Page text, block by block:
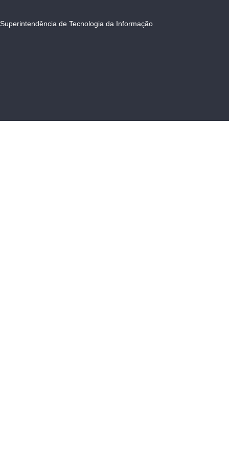
Superintendência de Tecnologia da Informação